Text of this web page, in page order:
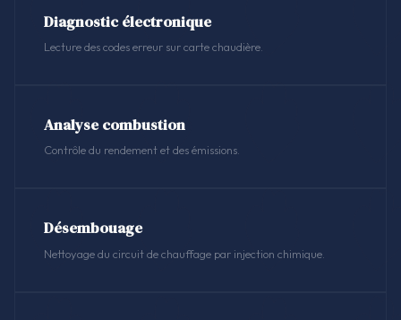
Diagnostic électronique
Lecture des codes erreur sur carte chaudière.
Analyse combustion
Contrôle du rendement et des émissions.
Désembouage
Nettoyage du circuit de chauffage par injection chimique.